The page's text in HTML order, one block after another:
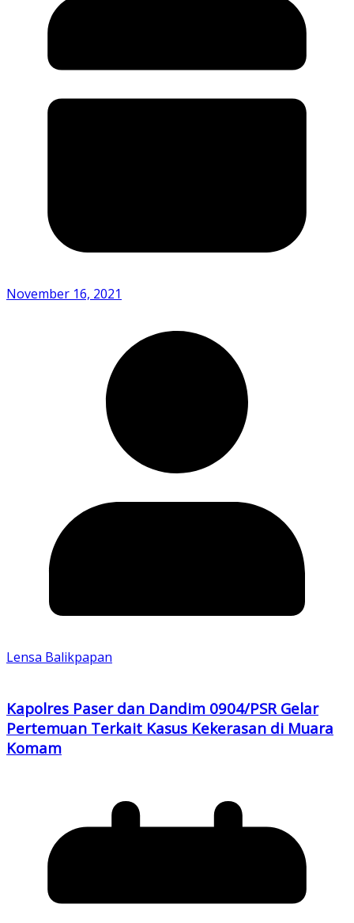
November 16, 2021
Lensa Balikpapan
Kapolres Paser dan Dandim 0904/PSR Gelar
Pertemuan Terkait Kasus Kekerasan di Muara
Komam